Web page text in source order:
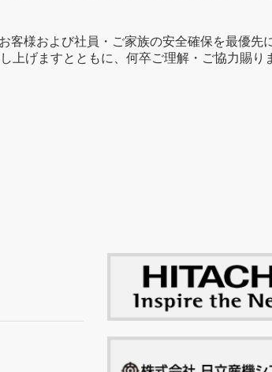
客様および社員・ご家族の安全確保を最優
げますとともに、何卒ご理解・ご協力賜り